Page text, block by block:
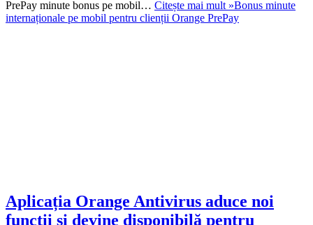
PrePay minute bonus pe mobil… Citește mai mult »Bonus minute
internaționale pe mobil pentru clienții Orange PrePay
Aplicația Orange Antivirus aduce noi
funcții și devine disponibilă pentru